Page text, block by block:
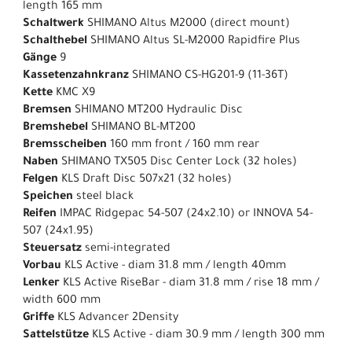
length 165 mm
Schaltwerk SHIMANO Altus M2000 (direct mount)
Schalthebel SHIMANO Altus SL-M2000 Rapidfire Plus
Gänge 9
Kassetenzahnkranz SHIMANO CS-HG201-9 (11-36T)
Kette KMC X9
Bremsen SHIMANO MT200 Hydraulic Disc
Bremshebel SHIMANO BL-MT200
Bremsscheiben 160 mm front / 160 mm rear
Naben SHIMANO TX505 Disc Center Lock (32 holes)
Felgen KLS Draft Disc 507x21 (32 holes)
Speichen steel black
Reifen IMPAC Ridgepac 54-507 (24x2.10) or INNOVA 54-
507 (24x1.95)
Steuersatz semi-integrated
Vorbau KLS Active - diam 31.8 mm / length 40mm
Lenker KLS Active RiseBar - diam 31.8 mm / rise 18 mm /
width 600 mm
Griffe KLS Advancer 2Density
Sattelstütze KLS Active - diam 30.9 mm / length 300 mm